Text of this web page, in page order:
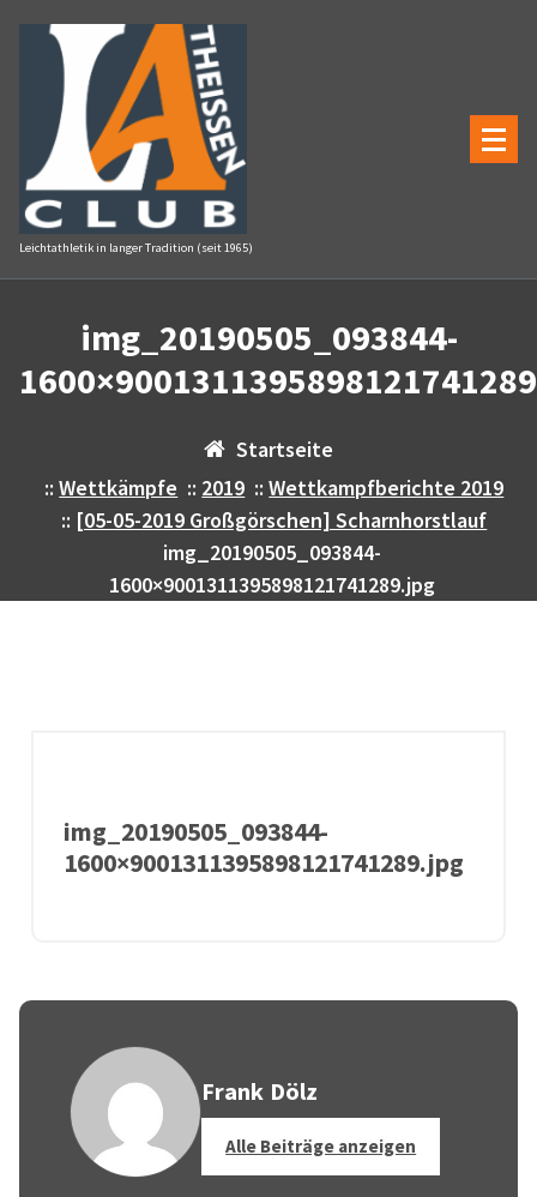
Inhalt
springen
Leichtathletik in langer Tradition (seit 1965)
img_20190505_093844-
Startseite
::Wettkämpfe :: 2019 ::Wettkampfberichte 2019
:: [05-05-2019 Großgörschen] Scharnhorstlauf
img_20190505_093844-
1600×9001311395898121741289.jpg
img_20190505_093844-
1600×9001311395898121741289.jpg
Frank Dölz
Alle Beiträge anzeigen